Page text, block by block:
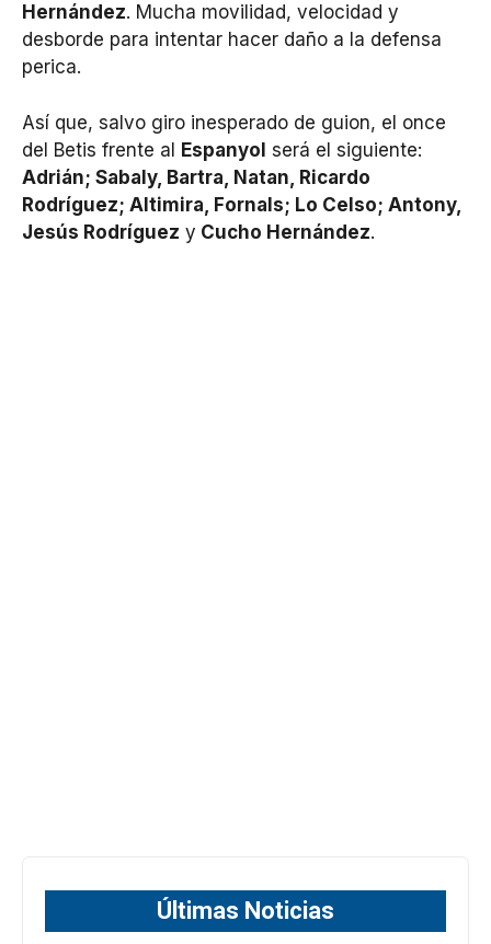
Hernández. Mucha movilidad, velocidad y
desborde para intentar hacer daño a la defensa
perica.
Así que, salvo giro inesperado de guion, el once
del Betis frente al Espanyol será el siguiente:
Adrián; Sabaly, Bartra, Natan, Ricardo
Rodríguez; Altimira, Fornals; Lo Celso; Antony,
Jesús Rodríguez y Cucho Hernández.
Últimas Noticias